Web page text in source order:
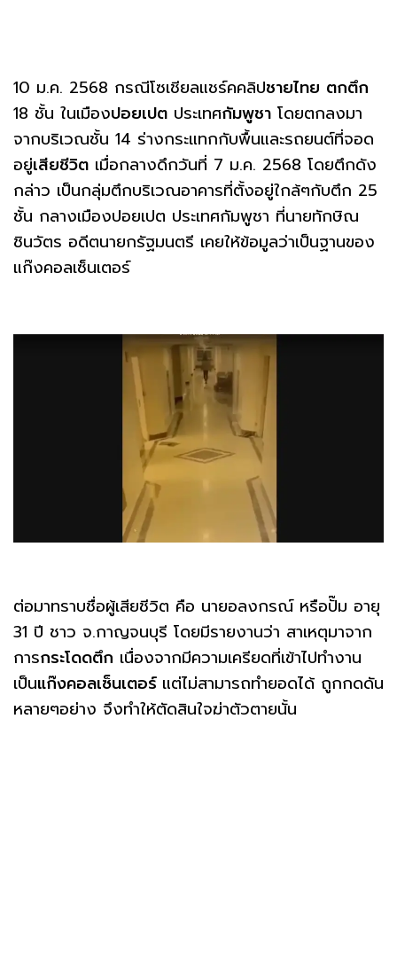
10 ม.ค. 2568 กรณีโซเชียลแชร์คคลิปชายไทย ตกตึก
18 ชั้น ในเมืองปอยเปต ประเทศกัมพูชา โดยตกลงมา
จากบริเวณชั้น 14 ร่างกระแทกกับพื้นและรถยนต์ที่จอด
อยู่เสียชีวิต เมื่อกลางดึกวันที่ 7 ม.ค. 2568 โดยตึกดัง
กล่าว เป็นกลุ่มตึกบริเวณอาคารที่ตั้งอยู่ใกล้ๆกับตึก 25
ชั้น กลางเมืองปอยเปต ประเทศกัมพูชา ที่นายทักษิณ
ชินวัตร อดีตนายกรัฐมนตรี เคยให้ข้อมูลว่าเป็นฐานของ
แก๊งคอลเซ็นเตอร์
ต่อมาทราบชื่อผู้เสียชีวิต คือ นายอลงกรณ์ หรือปั๊ม อายุ
31 ปี ชาว จ.กาญจนบุรี โดยมีรายงานว่า สาเหตุมาจาก
การกระโดดตึก เนื่องจากมีความเครียดที่เข้าไปทำงาน
เป็นแก๊งคอลเซ็นเตอร์ แต่ไม่สามารถทำยอดได้ ถูกกดดัน
หลายๆอย่าง จึงทำให้ตัดสินใจฆ่าตัวตายนั้น